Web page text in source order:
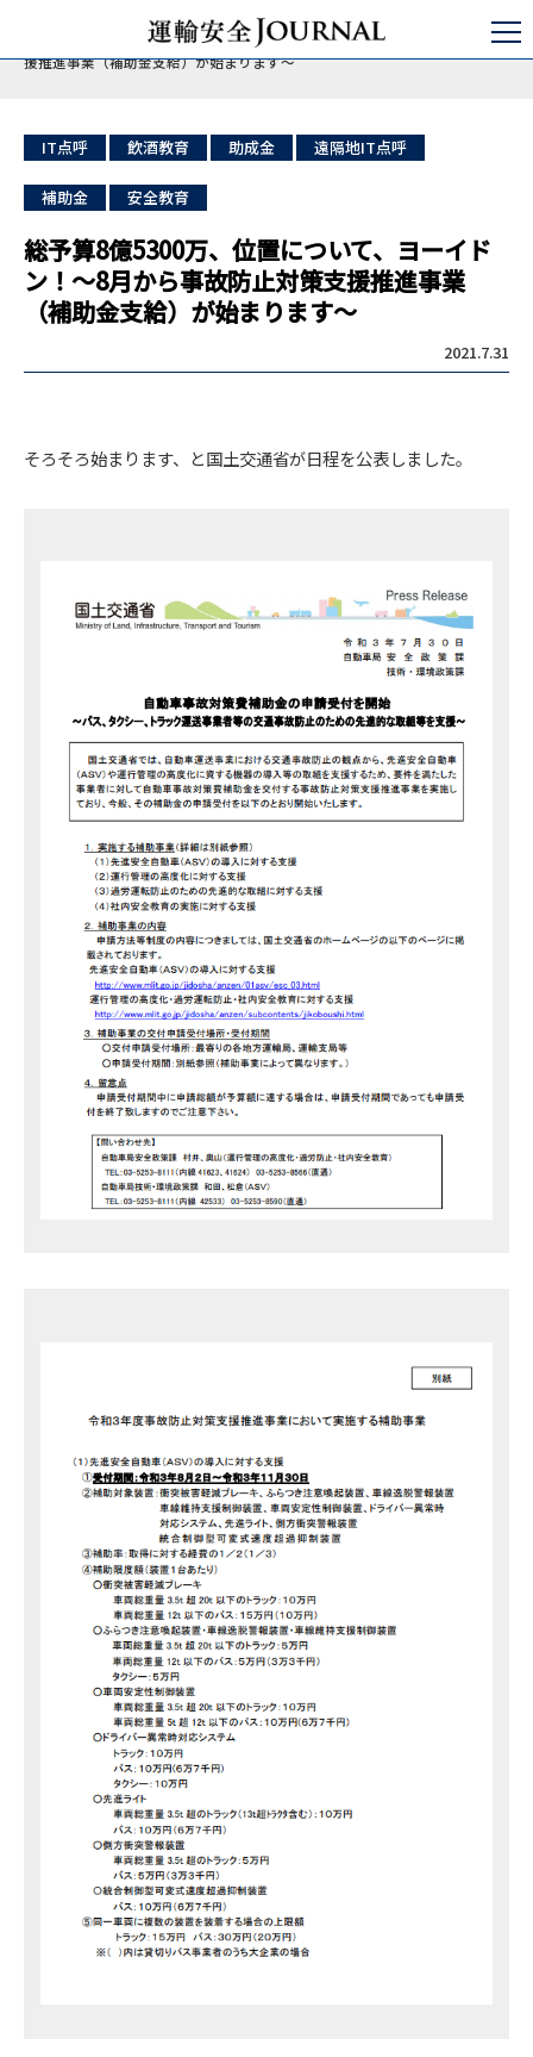
セミナ・コンサルティング
総予算8億5300万、位置について、ヨーイドン！～8月から事故防止対策支
援推進事業（補助金支給）が始まります～
IT点呼 飲酒教育 助成金 遠隔地IT点呼
補助金 安全教育
総予算8億5300万、位置について、ヨーイド
ン！～8月から事故防止対策支援推進事業
（補助金支給）が始まります～
2021.7.31
そろそろ始まります、と国土交通省が日程を公表しました。